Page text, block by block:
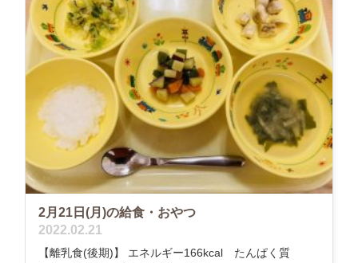
2月21日(月)の給食・おやつ
2022.02.21
【離乳食(後期)】 エネルギー166kcal たんぱく質